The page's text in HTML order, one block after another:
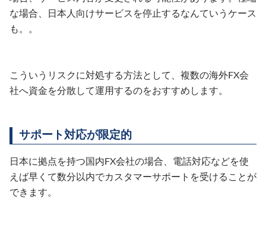
な場合、日本人向けサービスを停止するなんていうケース
も。。
こういうリスクに対処する方法として、複数の海外FX会
社へ資金を分散して運用するのをおすすめします。
サポート対応が限定的
日本に拠点を持つ国内FX会社の場合、電話対応などを使
えば早くて数分以内でカスタマーサポートを受けることが
できます。